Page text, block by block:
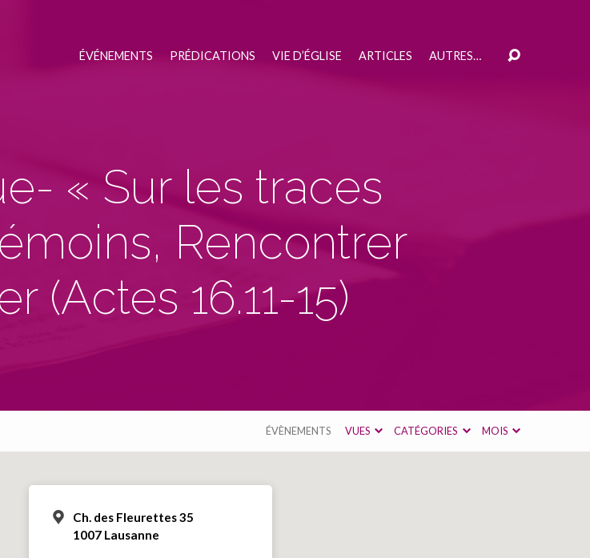
ÉVÉNEMENTS PRÉDICATIONS VIE D’ÉGLISE ARTICLES AUTRES…
« Sur les traces
Rencontrer
(Actes 16.11-15)
ÉVÈNEMENTS VUES CATÉGORIES MOIS
Ch. des Fleurettes 35
1007 Lausanne